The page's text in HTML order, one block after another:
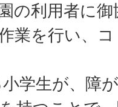
の利用者に
業を行い、
学生が、障